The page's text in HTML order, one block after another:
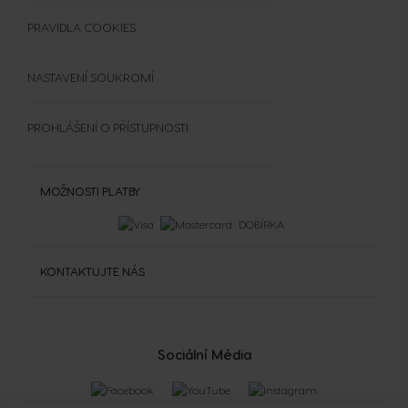
Extra Space
Sociální Média
MOŽNOSTI PLATBY
DOBÍRKA
KONTAKTUJTE NÁS
PRAVIDLA COOKIES
NASTAVENÍ SOUKROMÍ
PROHLÁŠENÍ O PŘÍSTUPNOSTI